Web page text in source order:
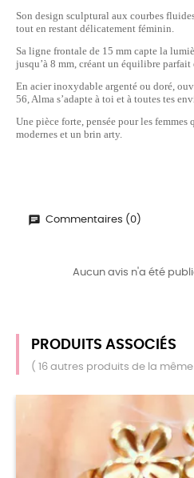
Son design sculptural aux courbes
tout en restant délicatement féminin.
Sa ligne frontale de 15 mm capte la
jusqu’à 8 mm, créant un équilibre parfait
En acier inoxydable argenté ou doré,
56, Alma s’adapte à toi et à toutes tes
Une pièce forte, pensée pour les
modernes et un brin arty.
Commentaires (0)
Aucun avis n'a été
PRODUITS ASSOCIÉS
( 16 autres produits de la